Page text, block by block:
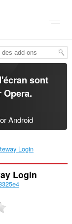
sont
Opera.
Android
Login‎
Login